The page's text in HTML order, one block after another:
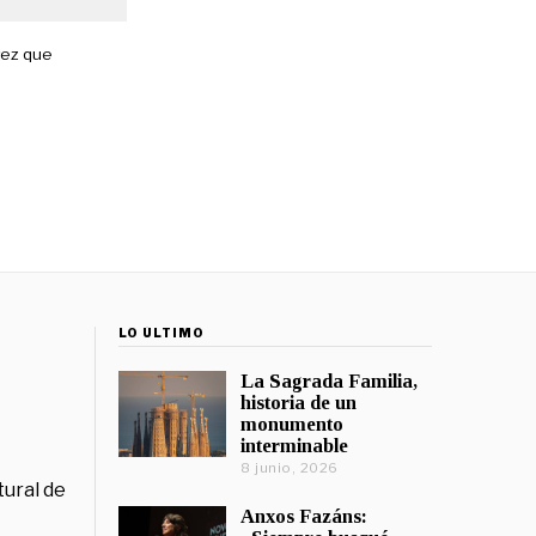
que
de
LO ÚLTIMO
La Sagrada Familia,
historia de un
monumento
interminable
8 junio, 2026
Anxos Fazáns: